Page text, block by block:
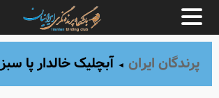
پرندگان ایران ◄ آبچلیک خالدار پا سبز